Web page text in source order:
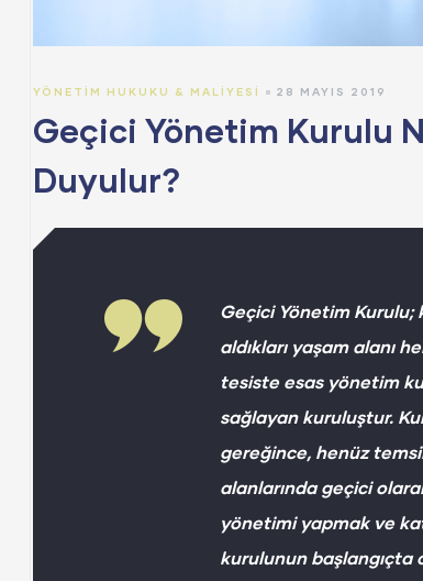
YÖNETIM HUKUKU & MALIYESI 28 MAYIS 2019
Geçici Yönetim Kurulu
Duyulur?
Geçici Yönetim Kurulu;
aldıkları yaşam alanı
tesiste esas yönetim
sağlayan kuruluştur.
gereğince, henüz
alanlarında geçici
yönetimi yapmak ve
kurulunun başlangıçta